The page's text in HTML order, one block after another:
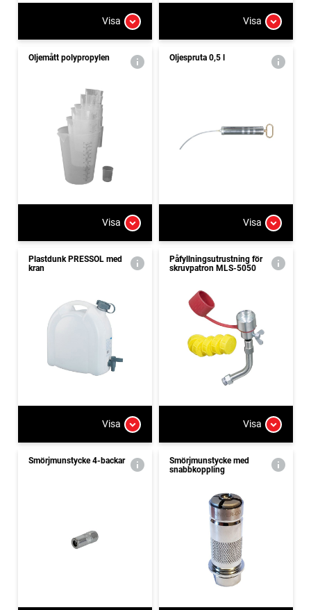
Visa Visa
Oljemått polypropylen
Visa
Oljespruta 0,5 l
Visa
Plastdunk PRESSOL med
kran
Visa
Påfyllningsutrustning för
skruvpatron MLS-5050
Visa
Smörjmunstycke 4-backar
Smörjmunstycke med
snabbkoppling